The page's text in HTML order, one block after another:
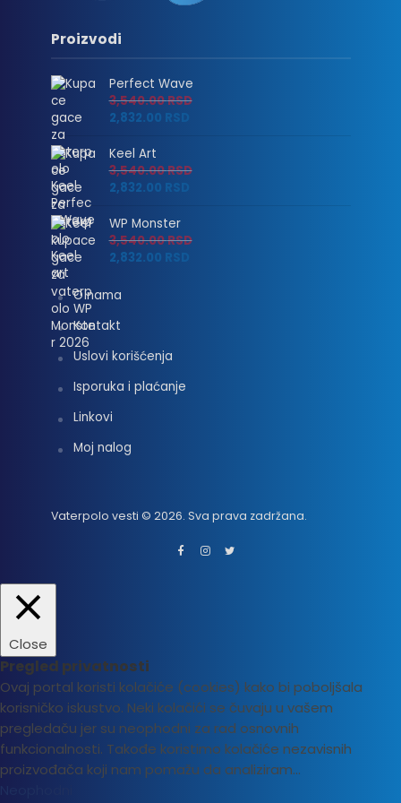
Proizvodi
Perfect Wave
3,540.00RSD
2,832.00 RSD
Keel Art
3,540.00RSD
2,832.00 RSD
WP Monster
3,540.00RSD
2,832.00 RSD
O nama
Kontakt
Uslovi korišćenja
Isporuka i plaćanje
Linkovi
Moj nalog
Vaterpolo vesti © 2026. Sva prava zadržana.
Close
Pregled privatnosti
Ovaj portal koristi kolačiće (cookies) kako bi poboljšala
korisničko iskustvo. Neki kolačići se čuvaju u vašem
pregledaču jer su neophodni za rad osnovnih
funkcionalnosti. Takođe koristimo kolačiće nezavisnih
proizvođača koji nam pomažu da analiziram...